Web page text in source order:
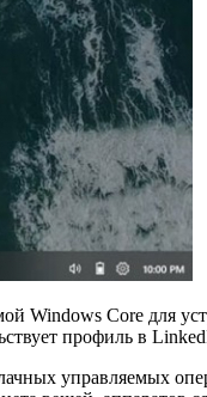
Windows Core для
профиль в
управляемых